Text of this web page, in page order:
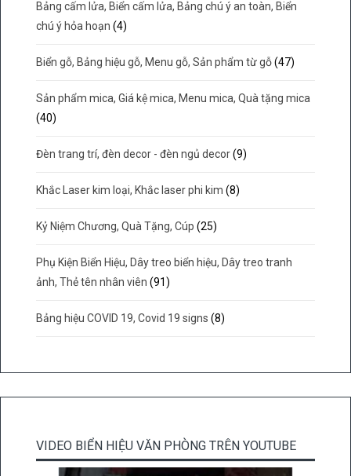
Bảng cấm lửa, Biển cấm lửa, Bảng chú ý an toàn, Biển
chú ý hỏa hoạn (4)
Biển gỗ, Bảng hiệu gỗ, Menu gỗ, Sản phẩm từ gỗ (47)
Sản phẩm mica, Giá kệ mica, Menu mica, Quà tặng mica
(40)
Đèn trang trí, đèn decor - đèn ngủ decor (9)
Khắc Laser kim loại, Khắc laser phi kim (8)
Kỷ Niệm Chương, Quà Tặng, Cúp (25)
Phụ Kiện Biển Hiệu, Dây treo biển hiệu, Dây treo tranh
ảnh, Thẻ tên nhân viên (91)
Bảng hiệu COVID 19, Covid 19 signs (8)
VIDEO BIỂN HIỆU VĂN PHÒNG TRÊN YOUTUBE